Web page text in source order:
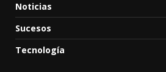
Noticias
Sucesos
Tecnología